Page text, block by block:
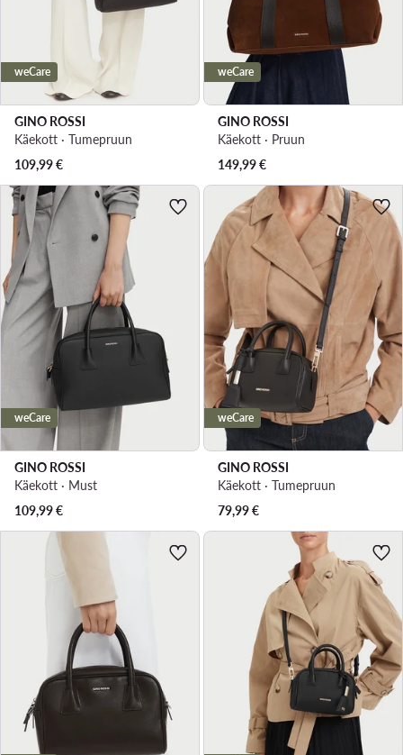
weCare
GINO ROSSI
Käekott · Tumepruun
109,99€
weCare
GINO ROSSI
Käekott · Pruun
149,99€
weCare
GINO ROSSI
Käekott · Must
109,99€
weCare
GINO ROSSI
Käekott · Tumepruun
79,99€